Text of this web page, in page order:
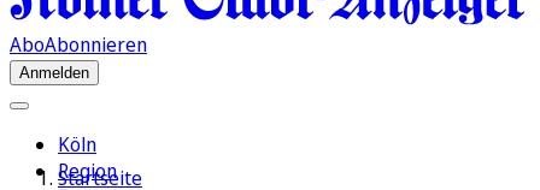
AboAbonnieren
Anmelden
Köln
Region
Startseite